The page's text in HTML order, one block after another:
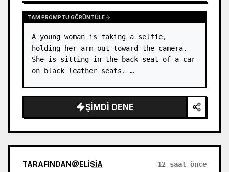
TAM PROMPTU GÖRÜNTÜLE
A young woman is taking a selfie,
holding her arm out toward the camera.
She is sitting in the back seat of a car
on black leather seats. …
ŞIMDI DENE
TARAFINDAN@ELISIA 12 saat önce